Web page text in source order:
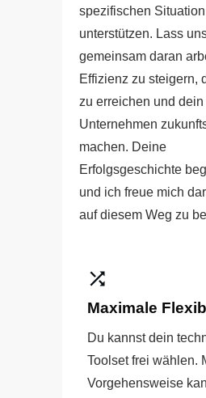
spezifischen
unterstützen. Lass
gemeinsam daran
Effizienz zu steigern,
zu erreichen und dein
Unternehmen
machen. Deine
Erfolgsgeschichte
und ich freue mich
auf diesem Weg zu
Maximale
Du kannst dein
Toolset frei wählen.
Vorgehensweise